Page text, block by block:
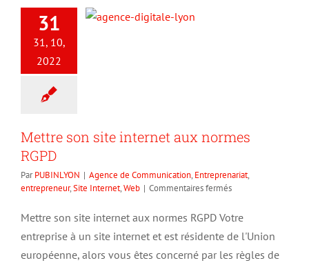
31
31, 10,
2022
Mettre son site internet aux normes
RGPD
ParPUBINLYON | Agence de Communication, Entreprenariat,
entrepreneur,Site Internet,Web | Commentaires ferméssur
son
internet
aux
Mettre son site internet aux normes RGPD Votre
entreprise à un site internet et est résidente de l'Union
européenne, alors vous êtes concerné par les règles de